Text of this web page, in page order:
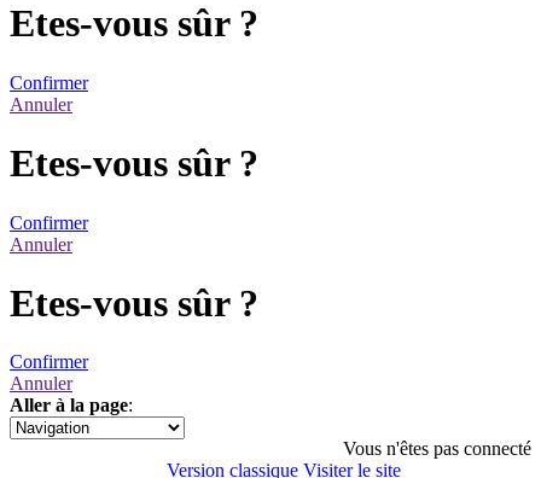
Etes-vous sûr ?
Confirmer
Annuler
Etes-vous sûr ?
Confirmer
Annuler
Etes-vous sûr ?
Confirmer
Annuler
Aller à la page:
1
Vous n'êtes pas connecté
Version classique Visiter le site